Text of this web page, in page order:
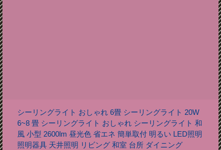
シーリングライト おしゃれ 6畳 シーリングライト 20W
6~8 畳 シーリングライト おしゃれ シーリングライト 和
風 小型 2600lm 昼光色 省エネ 簡単取付 明るい LED照明
照明器具 天井照明 リビング 和室 台所 ダイニング